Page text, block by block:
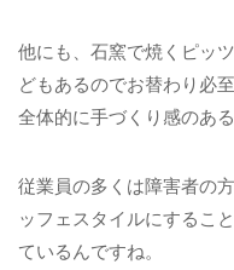
他にも、石窯で焼くピッ
どもあるのでお替わり必至
全体的に手づくり感のあ
従業員の多くは障害者の
ッフェスタイルにするこ
ているんですね。